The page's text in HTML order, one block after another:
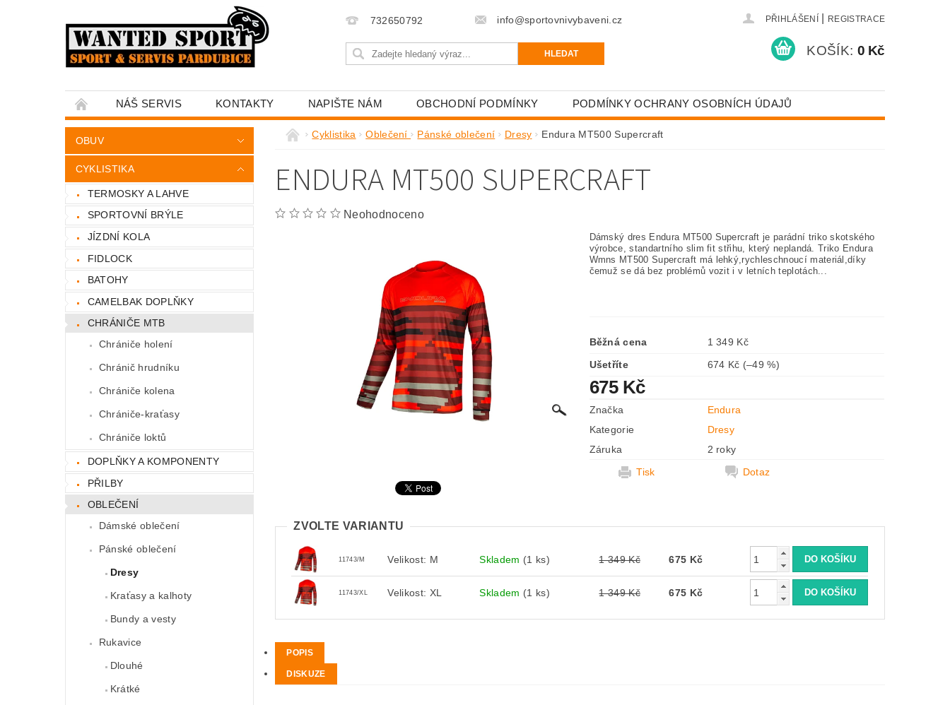
732650792 info@sportovnivybaveni.cz PŘIHLÁŠENÍ REGISTRACE
KOŠÍK: 0 Kč
NÁŠ SERVIS KONTAKTY NAPIŠTE NÁM OBCHODNÍ PODMÍNKY PODMÍNKY OCHRANY OSOBNÍCH ÚDAJŮ
OBUV
CYKLISTIKA
TERMOSKY A LAHVE
SPORTOVNÍ BRÝLE
JÍZDNÍ KOLA
FIDLOCK
BATOHY
CAMELBAK DOPLŇKY
CHRÁNIČE MTB
Chrániče holení
Chránič hrudníku
Chrániče kolena
Chrániče-kraťasy
Chrániče loktů
DOPLŇKY A KOMPONENTY
PŘILBY
OBLEČENÍ
Dámské oblečení
Pánské oblečení
Dresy
Kraťasy a kalhoty
Bundy a vesty
Rukavice
Dlouhé
Krátké
Cyklistika Oblečení Pánské oblečení Dresy Endura MT500 Supercraft
ENDURA MT500 SUPERCRAFT
Neohodnoceno
Dámský dres Endura MT500 Supercraft je parádní triko skotského
výrobce, standartního slim fit střihu, který neplandá. Triko Endura
Wmns MT500 Supercraft má lehký,rychleschnoucí materiál,díky
čemuž se dá bez problémů vozit i v letních teplotách...
Běžná cena
1 349 Kč
Ušetříte
674 Kč (–49 %)
675 Kč
Značka
Endura
Kategorie
Dresy
Záruka
2 roky
Tisk
Dotaz
ZVOLTE VARIANTU
11743/M Velikost: M Skladem (1 ks) 1 349 Kč 675 Kč
11743/XL Velikost: XL Skladem (1 ks) 1 349 Kč 675 Kč
POPIS
DISKUZE